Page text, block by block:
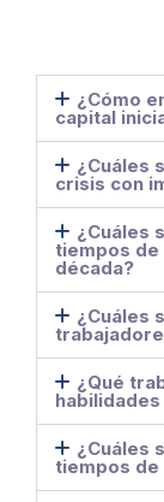
¿Cómo
capital
¿Cuáles
crisis con
¿Cuáles
tiempos de
década?
¿Cuáles
¿Qué
¿Cuáles
tiempos de